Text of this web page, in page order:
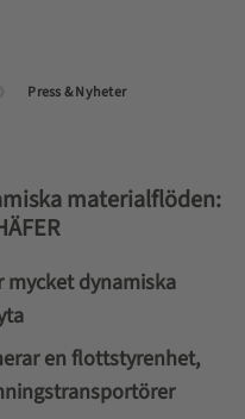
Press & Nyheter
materialflöden:
dynamiska
en flottstyrenhet,